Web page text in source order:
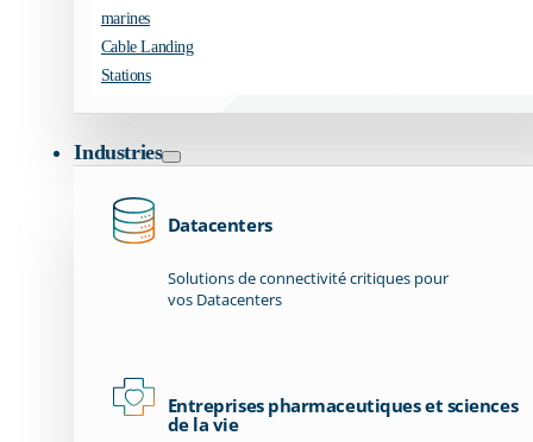
marines
Cable Landing
Stations
Industries
Datacenters
Solutions de connectivité critiques pour
vos Datacenters
Entreprises pharmaceutiques et sciences
de la vie